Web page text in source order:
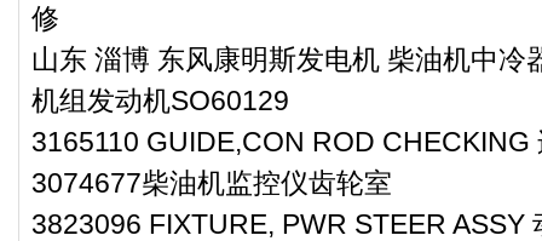
修
山东 淄博 东风康明斯发电机 柴油机中冷
机组发动机SO60129
3165110 GUIDE,CON ROD CHECKING
3074677柴油机监控仪齿轮室
3823096 FIXTURE, PWR STEER ASSY